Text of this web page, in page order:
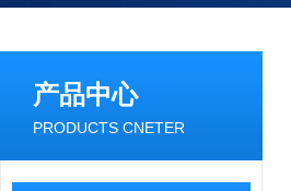
产品中心
PRODUCTS CNETER